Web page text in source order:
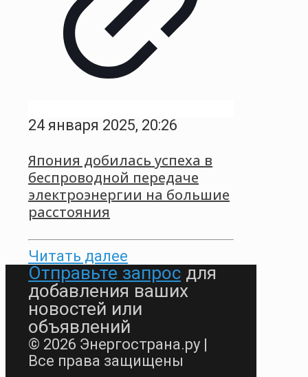
24 января 2025, 20:26
Япония добилась успеха в
беспроводной передаче
электроэнергии на большие
расстояния
Читать далее
Отправьте запрос для
добавления ваших
новостей или
объявлений
© 2026 Энергострана.ру |
Все права защищены